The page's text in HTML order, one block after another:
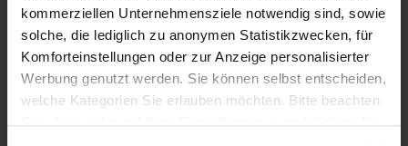
kommerziellen Unternehmensziele notwendig sind, sowie
solche, die lediglich zu anonymen Statistikzwecken, für
Komforteinstellungen oder zur Anzeige personalisierter
Werbung genutzt werden. Sie können selbst entscheiden,
welche Kategorien Sie erlauben möchten. Bitte beachten
Sie, dass aufgrund Ihrer Einstellungen, womöglich nicht
Kommunikation: Bluetooth, GPS, NFC, WLAN
Mobilfunk: 5G
Frontkamera: 12 Megapixel
Rückkamera: 12 Megapixel